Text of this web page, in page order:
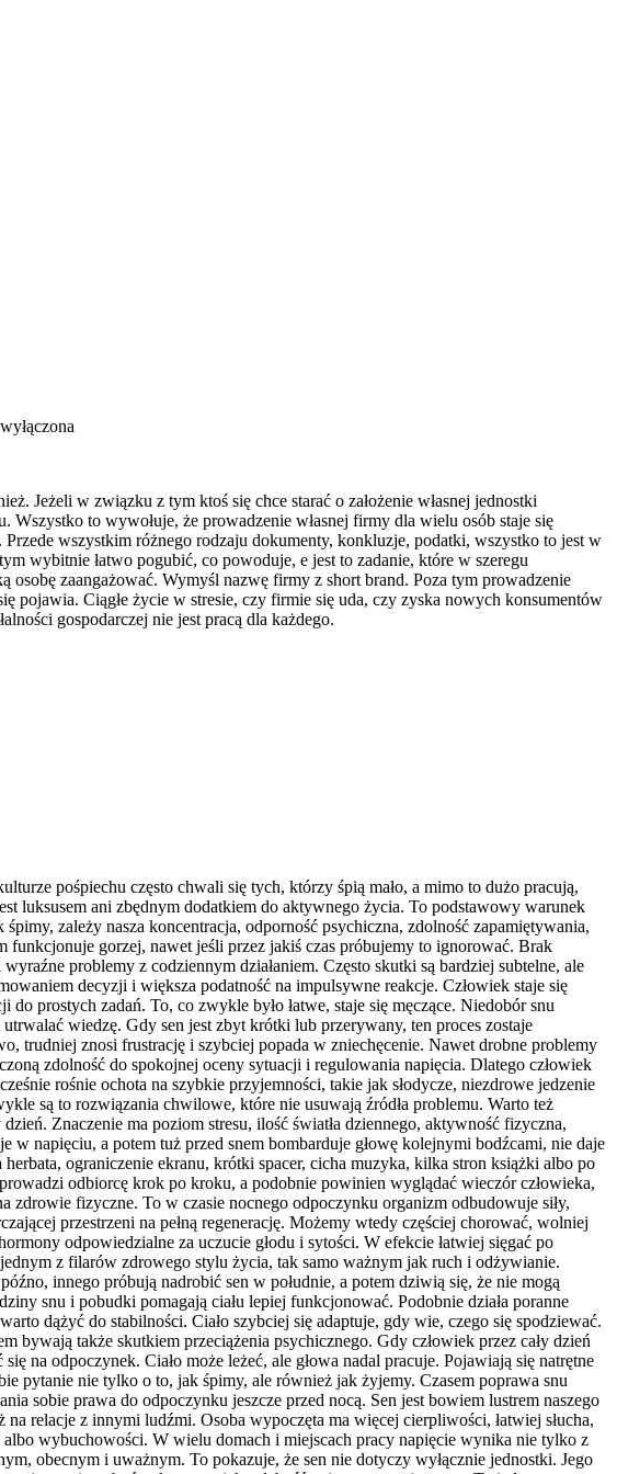
Jeżeli w związku z tym ktoś się chce starać o założenie własnej jednostki
Wszystko to wywołuje, że prowadzenie własnej firmy dla wielu osób staje się
wszystkim różnego rodzaju dokumenty, konkluzje, podatki, wszystko to jest w
wybitnie łatwo pogubić, co powoduje, e jest to zadanie, które w szeregu
osobę zaangażować. Wymyśl nazwę firmy z short brand. Poza tym prowadzenie
pojawia. Ciągłe życie w stresie, czy firmie się uda, czy zyska nowych konsumentów
gospodarczej nie jest pracą dla każdego.
pośpiechu często chwali się tych, którzy śpią mało, a mimo to dużo pracują,
luksusem ani zbędnym dodatkiem do aktywnego życia. To podstawowy warunek
zależy nasza koncentracja, odporność psychiczna, zdolność zapamiętywania,
funkcjonuje gorzej, nawet jeśli przez jakiś czas próbujemy to ignorować. Brak
problemy z codziennym działaniem. Często skutki są bardziej subtelne, ale
decyzji i większa podatność na impulsywne reakcje. Człowiek staje się
prostych zadań. To, co zwykle było łatwe, staje się męczące. Niedobór snu
wiedzę. Gdy sen jest zbyt krótki lub przerywany, ten proces zostaje
trudniej znosi frustrację i szybciej popada w zniechęcenie. Nawet drobne problemy
zdolność do spokojnej oceny sytuacji i regulowania napięcia. Dlatego człowiek
rośnie ochota na szybkie przyjemności, takie jak słodycze, niezdrowe jedzenie
są to rozwiązania chwilowe, które nie usuwają źródła problemu. Warto też
Znaczenie ma poziom stresu, ilość światła dziennego, aktywność fizyczna,
napięciu, a potem tuż przed snem bombarduje głowę kolejnymi bodźcami, nie daje
ograniczenie ekranu, krótki spacer, cicha muzyka, kilka stron książki albo po
odbiorcę krok po kroku, a podobnie powinien wyglądać wieczór człowieka,
zdrowie fizyczne. To w czasie nocnego odpoczynku organizm odbudowuje siły,
przestrzeni na pełną regenerację. Możemy wtedy częściej chorować, wolniej
odpowiedzialne za uczucie głodu i sytości. W efekcie łatwiej sięgać po
z filarów zdrowego stylu życia, tak samo ważnym jak ruch i odżywianie.
innego próbują nadrobić sen w południe, a potem dziwią się, że nie mogą
snu i pobudki pomagają ciału lepiej funkcjonować. Podobnie działa poranne
dążyć do stabilności. Ciało szybciej się adaptuje, gdy wie, czego się spodziewać.
bywają także skutkiem przeciążenia psychicznego. Gdy człowiek przez cały dzień
na odpoczynek. Ciało może leżeć, ale głowa nadal pracuje. Pojawiają się natrętne
pytanie nie tylko o to, jak śpimy, ale również jak żyjemy. Czasem poprawa snu
sobie prawa do odpoczynku jeszcze przed nocą. Sen jest bowiem lustrem naszego
relacje z innymi ludźmi. Osoba wypoczęta ma więcej cierpliwości, łatwiej słucha,
wybuchowości. W wielu domach i miejscach pracy napięcie wynika nie tylko z
obecnym i uważnym. To pokazuje, że sen nie dotyczy wyłącznie jednostki. Jego